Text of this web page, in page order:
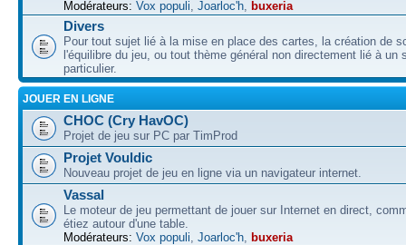
Modérateurs: Vox populi, Joarloc'h, buxeria
Divers
Pour tout sujet lié à la mise en place des cartes, la création de
l'équilibre du jeu, ou tout thème général non directement lié à un
particulier.
JOUER EN LIGNE
CHOC (Cry HavOC)
Projet de jeu sur PC par TimProd
Projet Vouldic
Nouveau projet de jeu en ligne via un navigateur internet.
Vassal
Le moteur de jeu permettant de jouer sur Internet en direct,
étiez autour d'une table.
Modérateurs: Vox populi, Joarloc'h, buxeria